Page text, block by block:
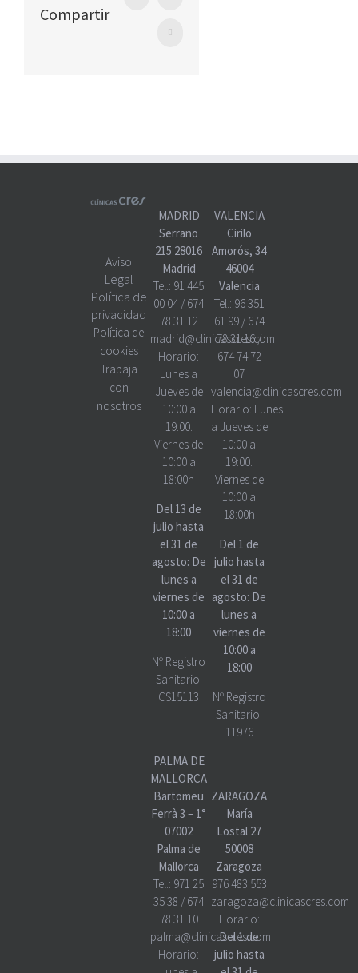
Compartir
WhatsApp
Aviso
Legal
Política de
privacidad
Política de
cookies
Trabaja
con
nosotros
MADRID
Serrano
215 28016
Madrid
Tel.: 91 445
00 04/ 674
78 31 12
madrid@clinicascres.com
Horario:
Lunes a
Jueves de
10:00 a
19:00.
Viernes de
10:00 a
18:00h
Del 13 de
julio hasta
el 31 de
agosto: De
lunes a
viernes de
10:00 a
18:00
Nº Registro
Sanitario:
CS15113
PALMA DE
MALLORCA
Bartomeu
Ferrà 3 – 1°
07002
Palma de
Mallorca
Tel.: 971 25
35 38 / 674
78 31 10
palma@clinicascres.com
Horario:
VALENCIA
Cirilo
Amorós, 34
46004
Valencia
Tel.: 96 351
61 99/ 674
78 31 16/
674 74 72
07
valencia@clinicascres.com
Horario: Lunes
a Jueves de
10:00 a
19:00.
Viernes de
10:00 a
18:00h
Del 1 de
julio hasta
el 31 de
agosto: De
lunes a
viernes de
10:00 a
18:00
Nº Registro
Sanitario:
11976
ZARAGOZA
María
Lostal 27
50008
Zaragoza
976 483 553
zaragoza@clinicascres.com
Horario:
Del 1 de
julio hasta